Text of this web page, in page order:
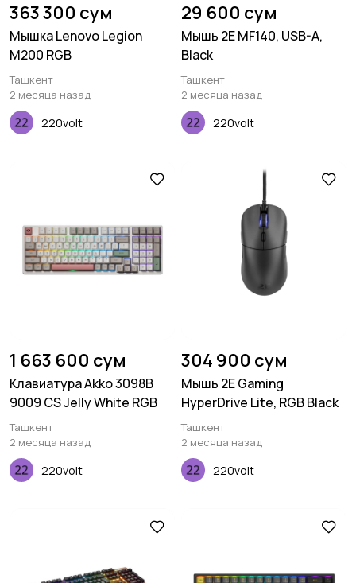
363 300 сум
Мышка Lenovo Legion
M200 RGB
Ташкент
2 месяца назад
220volt
29 600 сум
Мышь 2E MF140, USB-A,
Black
Ташкент
2 месяца назад
220volt
1 663 600 сум
Клавиатура Akko 3098B
9009 CS Jelly White RGB
Ташкент
2 месяца назад
220volt
304 900 сум
Мышь 2E Gaming
HyperDrive Lite, RGB Black
Ташкент
2 месяца назад
220volt